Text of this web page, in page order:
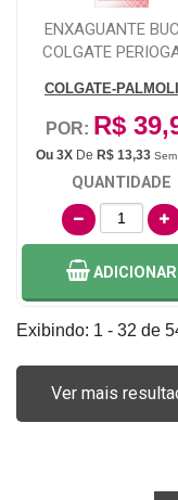
ENXAGUANTE
COLGATE
COLGATE-
POR: R$
Ou 3X De R$ 13,33
QUANTIDADE
ADICIONAR
Exibindo: 1 - 32 de
Ver mais